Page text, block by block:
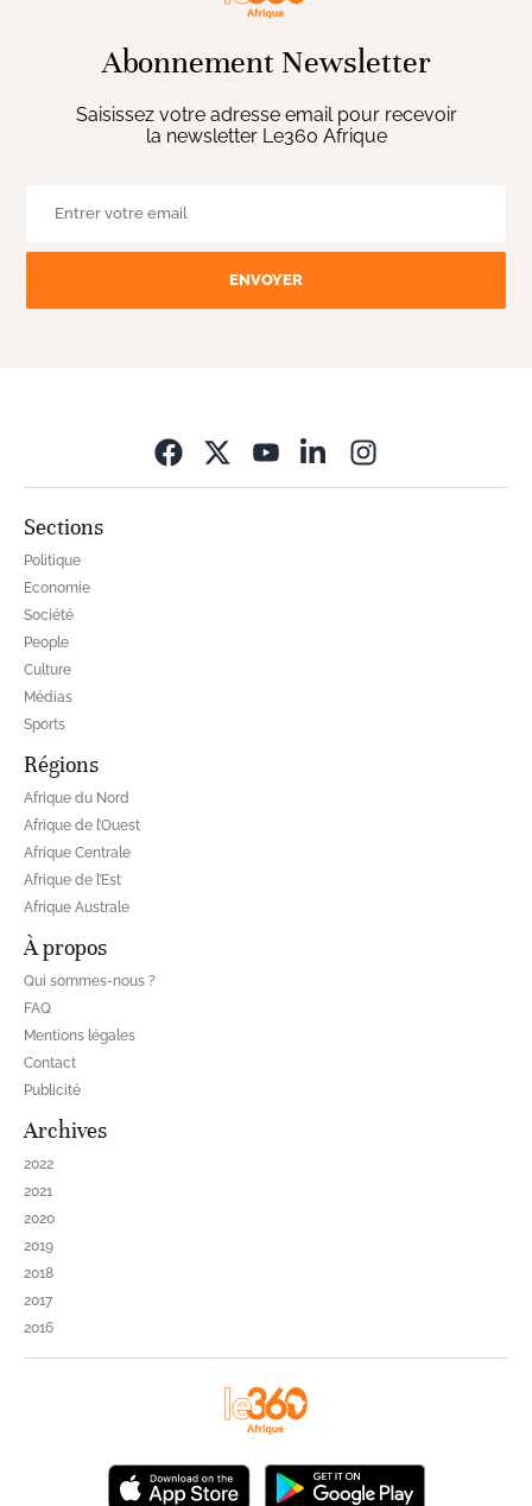
Abonnement Newsletter
Saisissez votre adresse email pour recevoir
la newsletter Le360 Afrique
ENVOYER
Sections
Politique
Economie
Société
People
Culture
Médias
Sports
Régions
Afrique du Nord
Afrique de l’Ouest
Afrique Centrale
Afrique de l’Est
Afrique Australe
À propos
Qui sommes-nous ?
FAQ
Mentions légales
Contact
Publicité
Archives
2022
2021
2020
2019
2018
2017
2016